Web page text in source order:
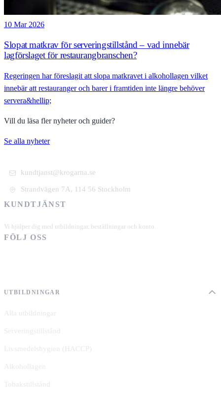
10 Mar 2026
Slopat matkrav för serveringstillstånd – vad innebär
lagförslaget för restaurangbranschen?
Regeringen har föreslagit att slopa matkravet i alkohollagen vilket
innebär att restauranger och barer i framtiden inte längre behöver
servera&hellip;
Vill du läsa fler nyheter och guider?
Se alla nyheter
kundtjanst@krogarna.se
Strandvägen 7A, 114 56 Stockholm
KUNDTJÄNST
Vi hjälper dig med utbildningar, beställningar och konto.
FÖLJ OSS
UTBILDNINGAR
Alla utbildningar
Serveringstillstånd
Livsmedelshygien (HACCP)
Alkohollagen
Tobakstillstånd